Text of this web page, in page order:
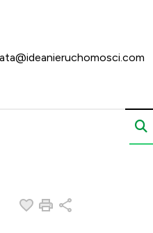
Dodaj do ulubionych
Drukuj